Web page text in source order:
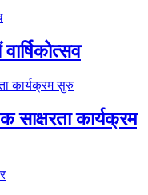
साक्षरता कार्यक्रम